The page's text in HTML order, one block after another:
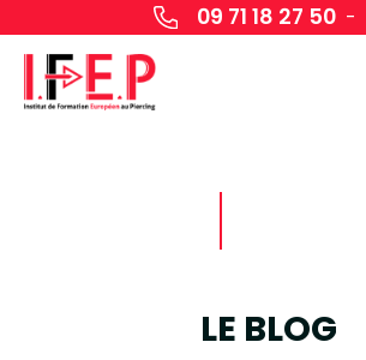
09 71 18 27 50 -
LE BLOG
Panneau de gestion des cookies